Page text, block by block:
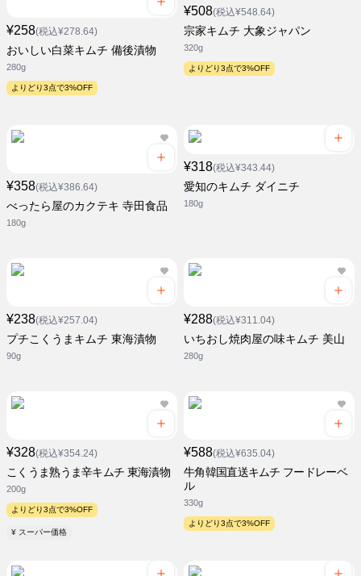
¥258(税込¥278.64)
おいしい白菜キムチ 備後漬物
280g
よりどり3点で3%OFF
¥508(税込¥548.64)
宗家キムチ 大象ジャパン
320g
よりどり3点で3%OFF
¥358(税込¥386.64)
べったら屋のカクテキ 寺田食品
180g
¥318(税込¥343.44)
愛知のキムチ ダイニチ
180g
¥238(税込¥257.04)
プチこくうまキムチ 東海漬物
90g
¥288(税込¥311.04)
いちおし焼肉屋の味キムチ 美山
280g
¥328(税込¥354.24)
こくうま熟うま辛キムチ 東海漬物
200g
よりどり3点で3%OFF
¥ スーパー価格
¥588(税込¥635.04)
牛角韓国直送キムチ フードレーベ
ル
330g
よりどり3点で3%OFF